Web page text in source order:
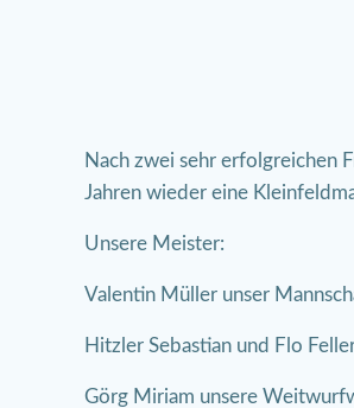
Nach zwei sehr erfolgreichen
Jahren wieder eine
Unsere Meister:
Valentin Müller unser
Hitzler Sebastian und Flo
Görg Miriam unsere